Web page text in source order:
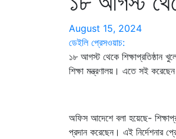
August 15, 2024
ডেইলি প্রেসওয়াচ:
১৮ আগস্ট থেকে শিক্ষাপ্রতিষ্ঠান
শিক্ষা মন্ত্রণালয়। এতে সই
অফিস আদেশে বলা হয়েছে-
প্রদান করেছেন। এই নির্দেশনার